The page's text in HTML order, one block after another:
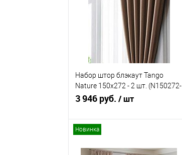
В избранное
В наличии
Набор штор блэкаут Tango
Nature 150x272 - 2 шт. (N150272-
05)
3 946 руб. / шт
Новинка